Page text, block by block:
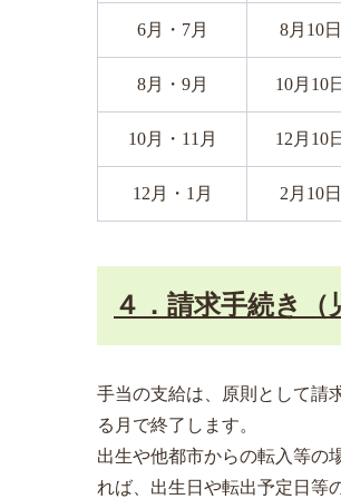
6月・7月 8月10日
8月・9月 10月10日
10月・11月 12月10日
12月・1月 2月10日
４．請求手続き（
手当の支給は、原則として請
る月で終了します。
出生や他都市からの転入等の
れば、出生日や転出予定日等